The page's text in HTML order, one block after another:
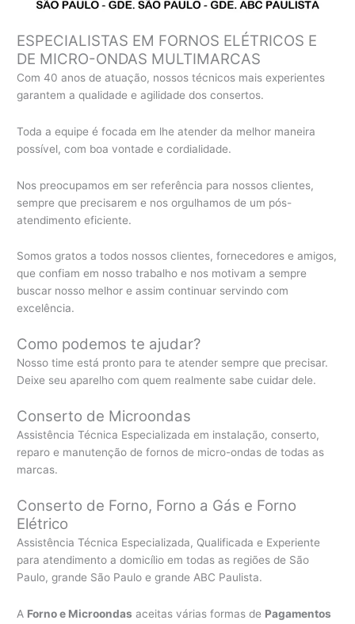
ESPECIALISTAS EM FORNOS ELÉTRICOS E
DE MICRO-ONDAS MULTIMARCAS
Com 40 anos de atuação, nossos técnicos mais experientes
garantem a qualidade e agilidade dos consertos.
Toda a equipe é focada em lhe atender da melhor maneira
possível, com boa vontade e cordialidade.
Nos preocupamos em ser referência para nossos clientes,
sempre que precisarem e nos orgulhamos de um pós-
atendimento eficiente.
Somos gratos a todos nossos clientes, fornecedores e amigos,
que confiam em nosso trabalho e nos motivam a sempre
buscar nosso melhor e assim continuar servindo com
excelência.
Como podemos te ajudar?
Nosso time está pronto para te atender sempre que precisar.
Deixe seu aparelho com quem realmente sabe cuidar dele.
Conserto de Microondas
Assistência Técnica Especializada em instalação, conserto,
reparo e manutenção de fornos de micro-ondas de todas as
marcas.
Conserto de Forno, Forno a Gás e Forno
Elétrico
Assistência Técnica Especializada, Qualificada e Experiente
para atendimento a domicílio em todas as regiões de São
Paulo, grande São Paulo e grande ABC Paulista.
A Forno e Microondas aceitas várias formas de Pagamentos